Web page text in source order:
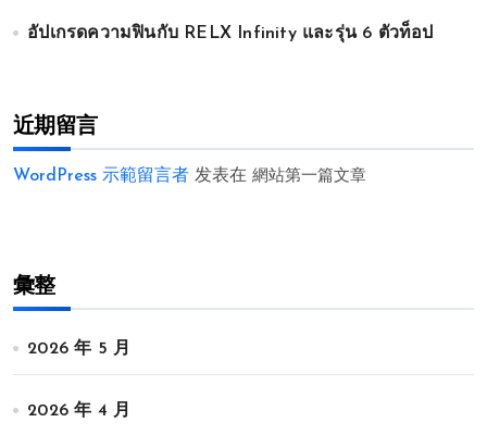
อัปเกรดความฟินกับ RELX Infinity และรุ่น 6 ตัวท็อป
近期留言
WordPress 示範留言者 发表在 網站第一篇文章
彙整
2026 年 5 月
2026 年 4 月